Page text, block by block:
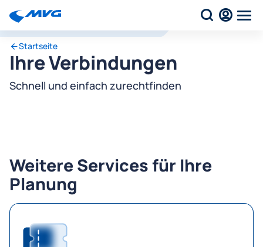
Startseite
Ihre Verbindungen
Schnell und einfach zurechtfinden
Weitere Services für Ihre
Planung